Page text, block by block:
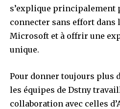
s’explique principalement
connecter sans effort dans
Microsoft et à offrir une
unique.
Pour donner toujours plus
les équipes de Dstny
collaboration avec celles